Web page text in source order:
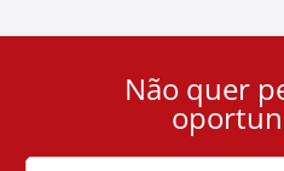
Cookie
Não quer